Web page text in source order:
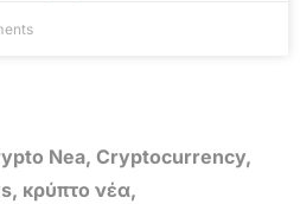
Nea, Cryptocurrency,
, κρύπτο νέα,